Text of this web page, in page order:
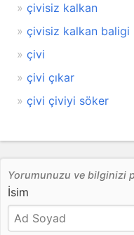
çivisiz kalkan
çivisiz kalkan baligi
çivi
çivi çıkar
çivi çiviyi söker
Yorumunuzu ve bilginizi
İsim